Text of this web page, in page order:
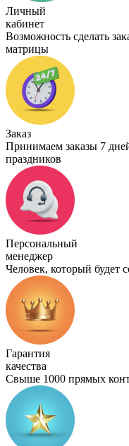
Личный
кабинет
Возможность сделать
матрицы
Заказ
Принимаем заказы 7
праздников
Персональный
менеджер
Человек, который будет
Гарантия
качества
Свыше 1000 прямых